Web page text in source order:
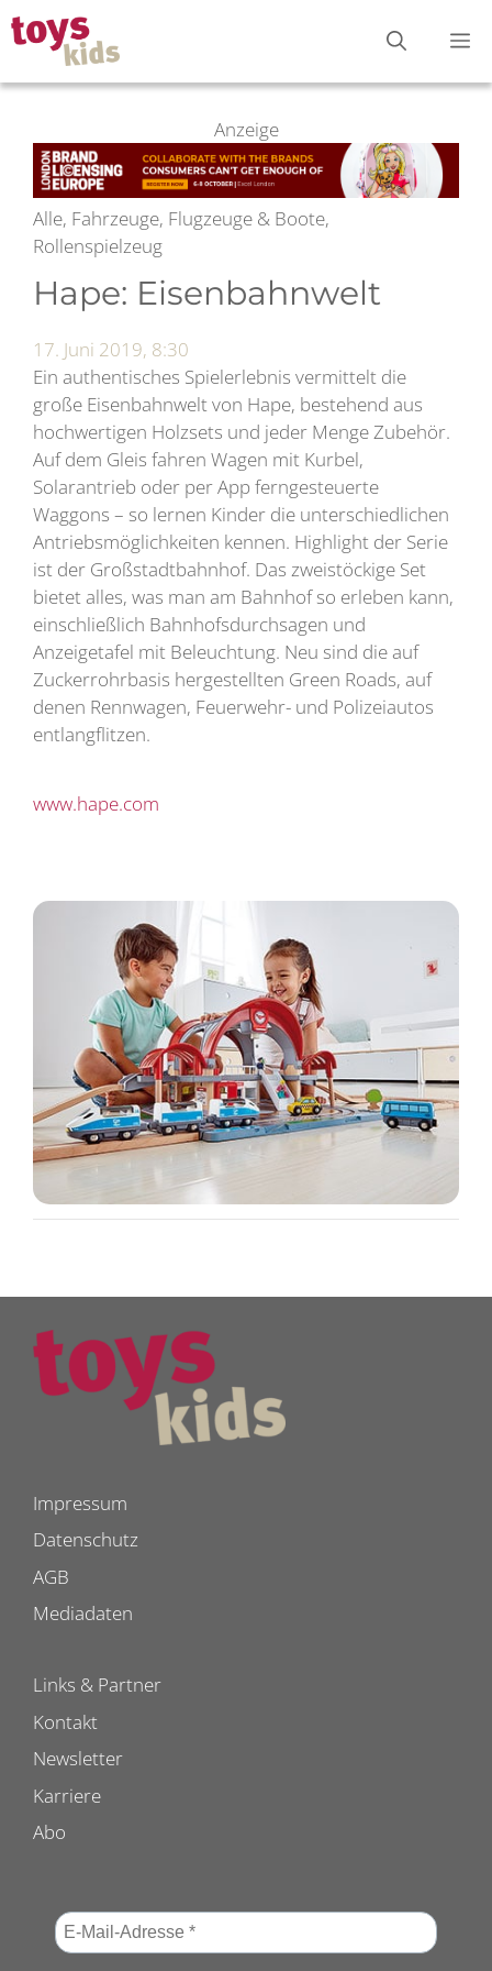
Zum
Inhalt
springen
Anzeige
Alle, Fahrzeuge, Flugzeuge & Boote,
Rollenspielzeug
Hape: Eisenbahnwelt
17. Juni 2019, 8:30
Ein authentisches Spielerlebnis vermittelt die
große Eisenbahnwelt von Hape, bestehend aus
hochwertigen Holzsets und jeder Menge Zubehör.
Auf dem Gleis fahren Wagen mit Kurbel,
Solarantrieb oder per App ferngesteuerte
Waggons – so lernen Kinder die unterschiedlichen
Antriebsmöglichkeiten kennen. Highlight der Serie
ist der Großstadtbahnhof. Das zweistöckige Set
bietet alles, was man am Bahnhof so erleben kann,
einschließlich Bahnhofsdurchsagen und
Anzeigetafel mit Beleuchtung. Neu sind die auf
Zuckerrohrbasis hergestellten Green Roads, auf
denen Rennwagen, Feuerwehr- und Polizeiautos
entlangflitzen.
www.hape.com
Impressum
Datenschutz
AGB
Mediadaten
Links & Partner
Kontakt
Newsletter
Karriere
Abo